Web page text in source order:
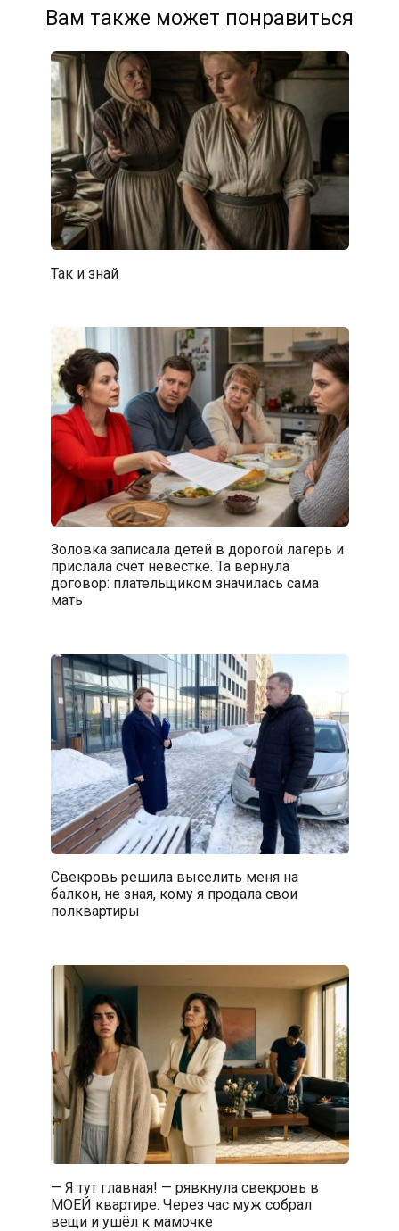
Вам также может понравиться
Так и знай
Золовка записала детей в дорогой лагерь и
прислала счёт невестке. Та вернула
договор: плательщиком значилась сама
мать
Свекровь решила выселить меня на
балкон, не зная, кому я продала свои
полквартиры
— Я тут главная! — рявкнула свекровь в
МОЕЙ квартире. Через час муж собрал
вещи и ушёл к мамочке